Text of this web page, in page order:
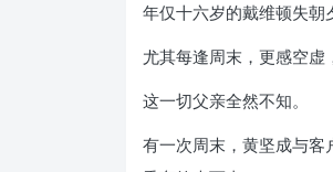
年仅十六岁的戴维顿失朝
尤其每逢周末，更感空虚
这一切父亲全然不知。
有一次周末，黄坚成与客